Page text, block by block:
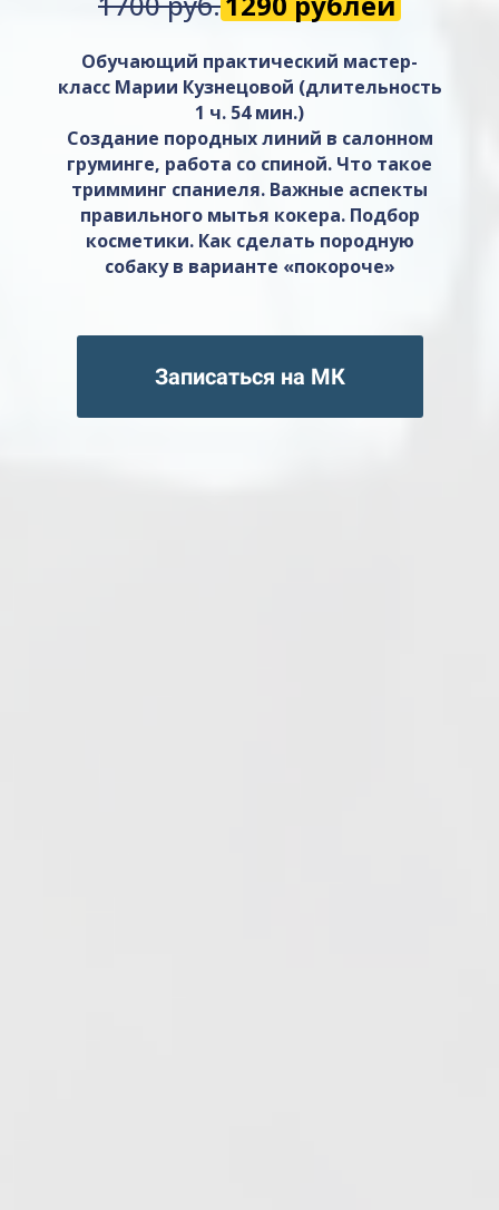
Обучающий практический мастер-
класс Марии Кузнецовой (длительность
1 ч. 54 мин.)
Создание породных линий в салонном
груминге, работа со спиной. Что такое
тримминг спаниеля. Важные аспекты
правильного мытья кокера. Подбор
косметики. Как сделать породную
собаку в варианте «покороче»
Записаться на МК